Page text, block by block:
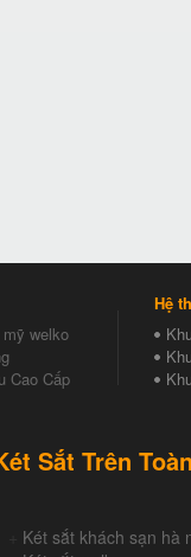
welko
Cao Cấp
Hệ
Sắt Trên
Két sắt khách sạn hà